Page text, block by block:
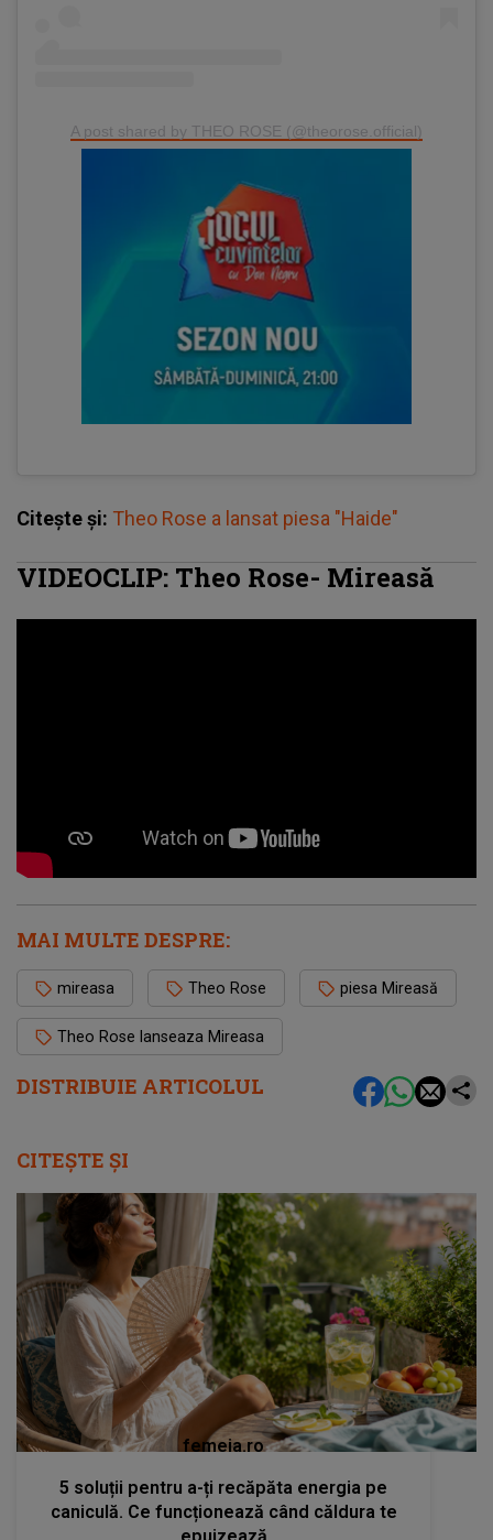
DISTRIBUIE ARTICOLUL
A post shared by THEO ROSE (@theorose.official)
Citește și: Theo Rose a lansat piesa "Haide"
VIDEOCLIP: Theo Rose- Mireasă
MAI MULTE DESPRE:
mireasa Theo Rose piesa Mireasă
Theo Rose lanseaza Mireasa
CITEȘTE ȘI
femeia.ro
5 soluții pentru a-ți recăpăta energia pe
caniculă. Ce funcționează când căldura te